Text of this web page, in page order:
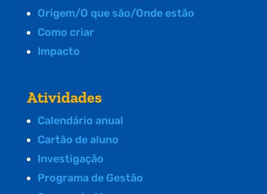
Origem/O que são/Onde estão
Como criar
Impacto
Atividades
Calendário anual
Cartão de aluno
Investigação
Programa de Gestão